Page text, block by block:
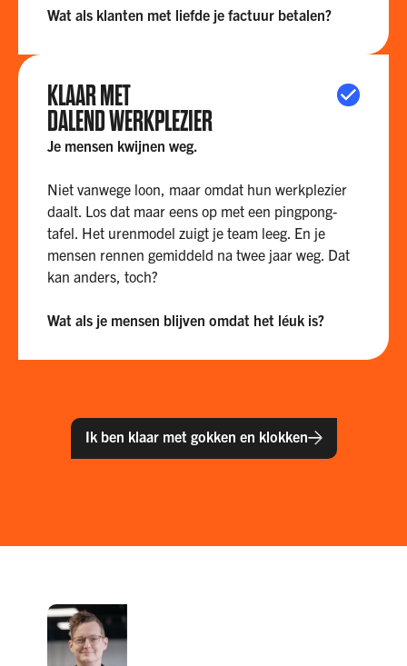
Wat als klanten met liefde je factuur betalen?
KLAAR MET
DALEND WERKPLEZIER
Je mensen kwijnen weg.
Niet vanwege loon, maar omdat hun werkplezier
daalt. Los dat maar eens op met een pingpong-
tafel. Het urenmodel zuigt je team leeg. En je
mensen rennen gemiddeld na twee jaar weg. Dat
kan anders, toch?
Wat als je mensen blijven omdat het léuk is?
Ik ben klaar met gokken en klokken